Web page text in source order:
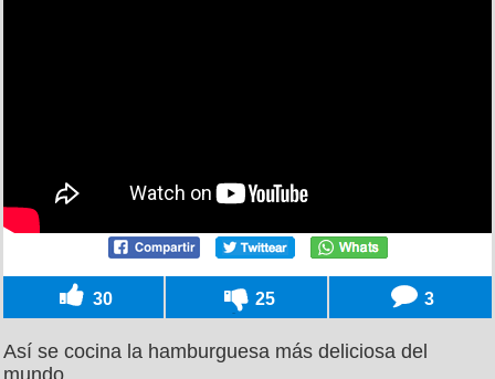
30 25 3
Así se cocina la hamburguesa más deliciosa del
mundo